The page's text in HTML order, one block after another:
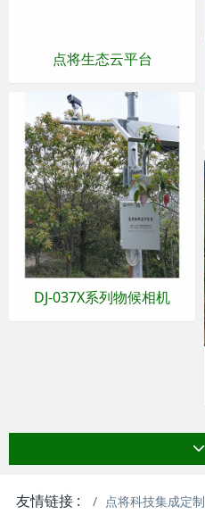
点将生态云平台
DJ-037X系列物候相机
友情链接 : 点将科技集成定制